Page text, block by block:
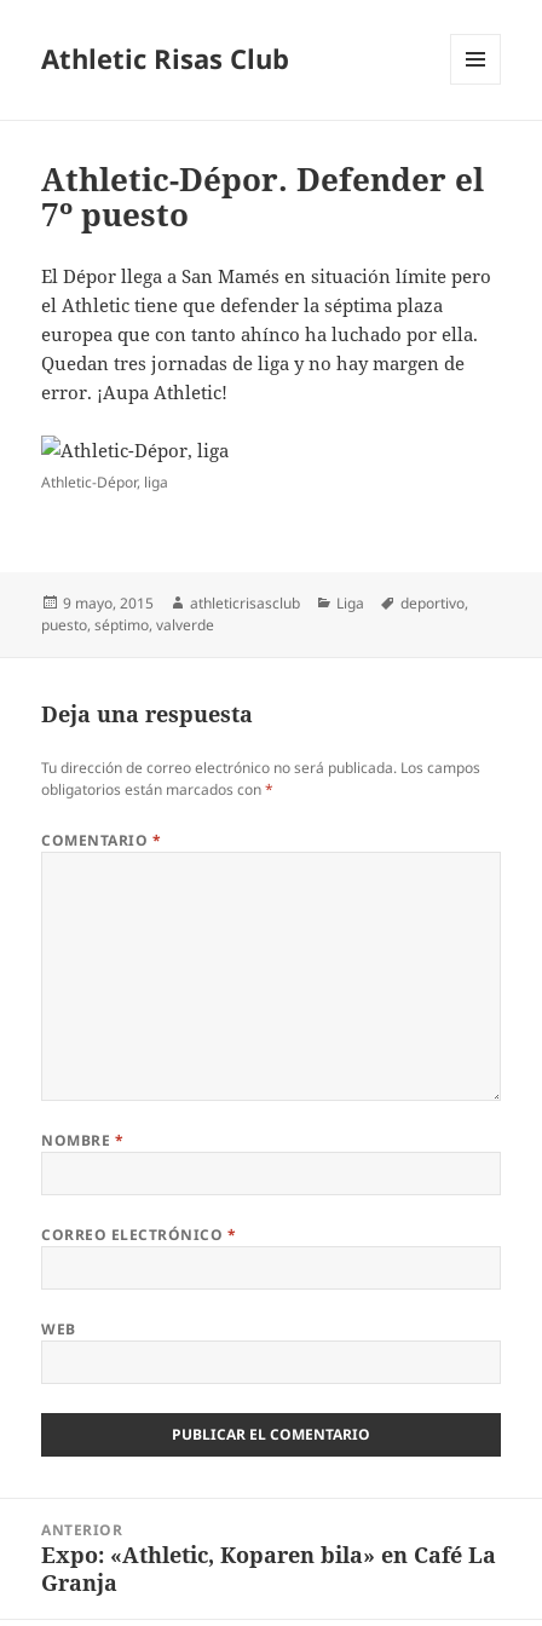
Athletic Risas Club
Athletic-Dépor. Defender el
7º puesto
El Dépor llega a San Mamés en situación límite pero
el Athletic tiene que defender la séptima plaza
europea que con tanto ahínco ha luchado por ella.
Quedan tres jornadas de liga y no hay margen de
error. ¡Aupa Athletic!
Athletic-Dépor, liga
Publicado
el
9 mayo, 2015 Autor
athleticrisasclub Categorías
Liga Etiquetas
deportivo,
puesto,séptimo,valverde
Deja una respuesta
Tu dirección de correo electrónico no será publicada. Los campos
obligatorios están marcados con*
COMENTARIO *
NOMBRE *
CORREO ELECTRÓNICO *
WEB
entradas
ANTERIOR
Entrada
anterior:
Expo: «Athletic, Koparen bila» en Café La
Granja